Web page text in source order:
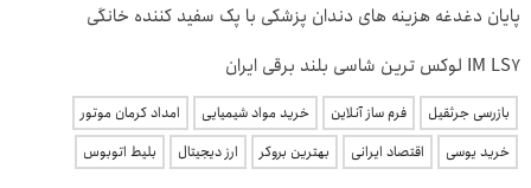
پایان دغدغه هزینه های دندان پزشکی با پک سفید کننده خانگی
IM LS7 لوکس ترین شاسی بلند برقی ایران
بازرسی جرثقیل فرم ساز آنلاین خرید مواد شیمیایی
امداد کرمان موتور
خرید یوسی
اقتصاد ایرانی بهترین بروکر ارز دیجیتال بلیط اتوبوس